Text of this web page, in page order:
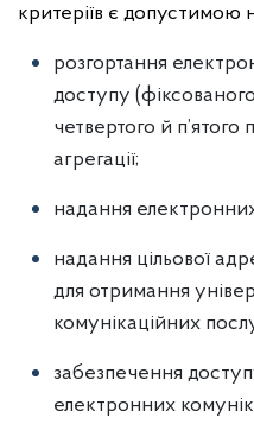
критеріїв є допустимою
розгортання
доступу
четвертого й п’ятого
агрегації;
надання
надання цільової
для отримання
комунікаційних
забезпечення
електронних